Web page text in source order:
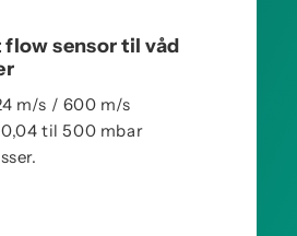
flow sensor til våd
m/s / 600 m/s
til 500 mbar